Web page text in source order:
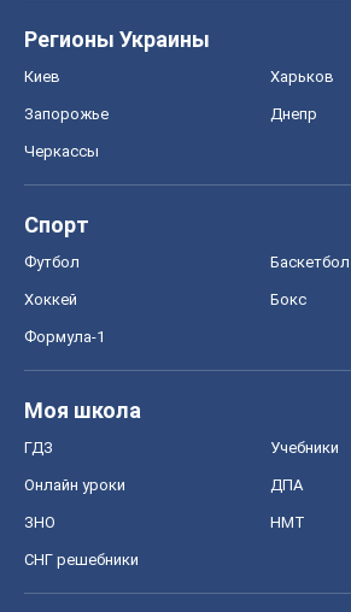
Регионы Украины
Киев Харьков
Запорожье Днепр
Черкассы
Спорт
Футбол Баскетбол
Хоккей Бокс
Формула-1
Моя школа
ГДЗ Учебники
Онлайн уроки ДПА
ЗНО НМТ
СНГ решебники